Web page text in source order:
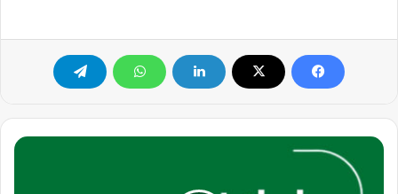
عيادة
للتجميل